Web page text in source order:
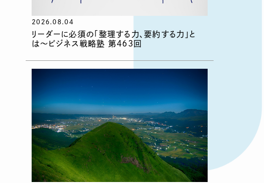
2026.08.04
リーダーに必須の「整理する力、要約する力」と
は〜ビジネス戦略塾 第463回